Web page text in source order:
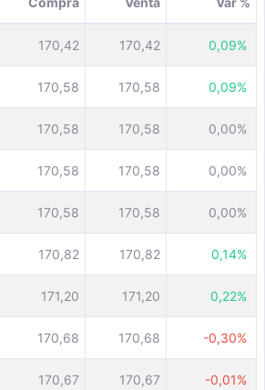
170,42 170,42 0,09%
170,58 170,58 0,09%
170,58 170,58 0,00%
170,58 170,58 0,00%
170,58 170,58 0,00%
170,82 170,82 0,14%
171,20 171,20 0,22%
170,68 170,68 -0,30%
170,67 170,67 -0,01%